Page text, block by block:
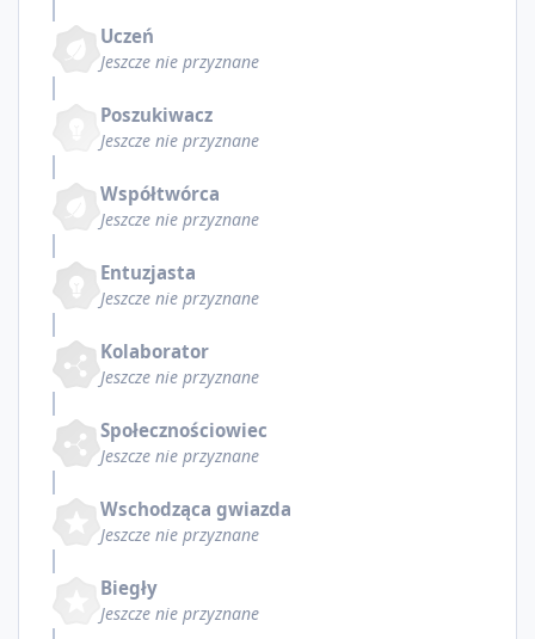
Uczeń
Jeszcze nie przyznane
Poszukiwacz
Jeszcze nie przyznane
Współtwórca
Jeszcze nie przyznane
Entuzjasta
Jeszcze nie przyznane
Kolaborator
Jeszcze nie przyznane
Społecznościowiec
Jeszcze nie przyznane
Wschodząca gwiazda
Jeszcze nie przyznane
Biegły
Jeszcze nie przyznane